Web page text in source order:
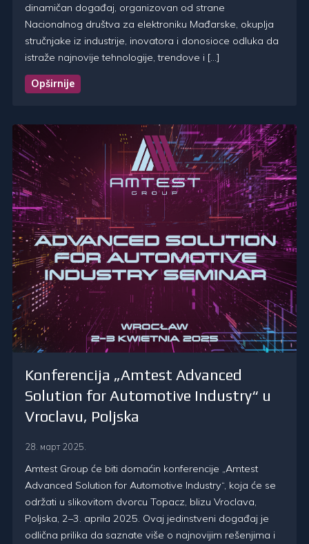
dinamičan događaj, organizovan od strane
Nacionalnog društva za elektroniku Mađarske, okuplja
stručnjake iz industrije, inovatora i donosioce odluka da
istraže najnovije tehnologije, trendove i […]
Opširnije
Konferencija „Amtest Advanced
Solution for Automotive Industry“ u
Vroclavu, Poljska
28. март 2025.
Amtest Group će biti domaćin konferencije „Amtest
Advanced Solution for Automotive Industry“, koja će se
održati u slikovitom dvorcu Topacz, blizu Vroclava,
Poljska, 2–3. aprila 2025. Ovaj jedinstveni događaj je
odlična prilika da saznate više o najnovijim rešenjima i